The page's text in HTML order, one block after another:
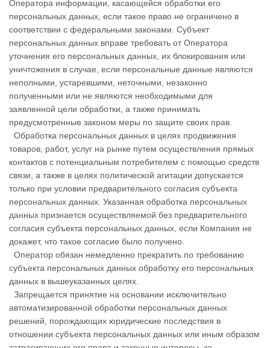
Оператора информации, касающейся обработки его
персональных данных, если такое право не ограничено в
соответствии с федеральными законами. Субъект
персональных данных вправе требовать от Оператора
уточнения его персональных данных, их блокирования или
уничтожения в случае, если персональные данные являются
неполными, устаревшими, неточными, незаконно
полученными или не являются необходимыми для
заявленной цели обработки, а также принимать
предусмотренные законом меры по защите своих прав.
Обработка персональных данных в целях продвижения
товаров, работ, услуг на рынке путем осуществления прямых
контактов с потенциальным потребителем с помощью средств
связи, а также в целях политической агитации допускается
только при условии предварительного согласия субъекта
персональных данных. Указанная обработка персональных
данных признается осуществляемой без предварительного
согласия субъекта персональных данных, если Компания не
докажет, что такое согласие было получено.
Оператор обязан немедленно прекратить по требованию
субъекта персональных данных обработку его персональных
данных в вышеуказанных целях.
Запрещается принятие на основании исключительно
автоматизированной обработки персональных данных
решений, порождающих юридические последствия в
отношении субъекта персональных данных или иным образом